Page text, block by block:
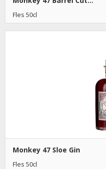
Fles 50cl
Monkey 47 Sloe Gin
Fles 50cl